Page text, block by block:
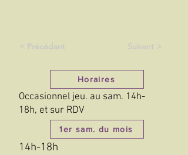
< Précédant Suivant >
Horaires
Occasionnel jeu. au sam. 14h-
18h, et sur RDV
1er sam. du mois
14h-18h